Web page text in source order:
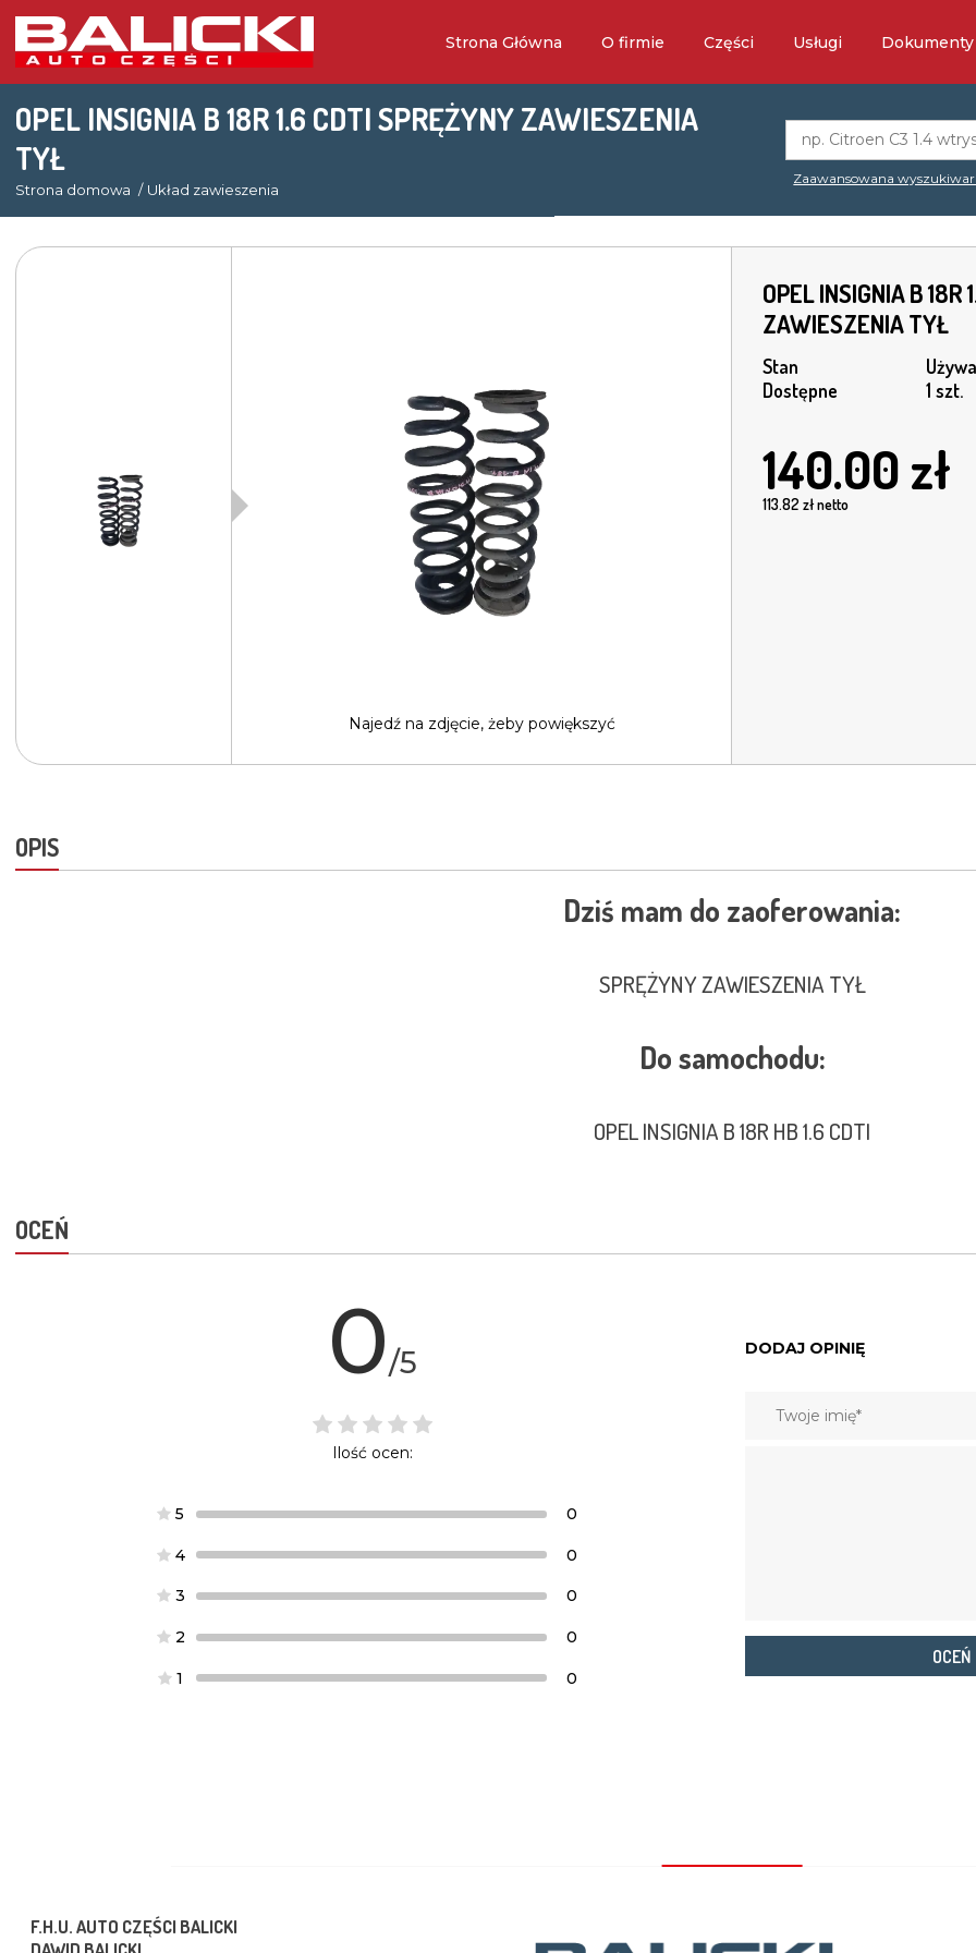
Strona Główna O firmie Części Usługi Dokumenty
OPEL INSIGNIA B 18R 1.6 CDTI SPRĘŻYNY ZAWIESZENIA
TYŁ
Strona domowa Układ zawieszenia
Zaawansowana
Najedź na zdjęcie, żeby powiększyć
OPEL INSIGNIA B 18R
ZAWIESZENIA TYŁ
Stan
Dostępne
1 szt.
140.00 zł
113.82 zł netto
OPIS
Dziś mam do zaoferowania:
SPRĘŻYNY ZAWIESZENIA TYŁ
Do samochodu:
OPEL INSIGNIA B 18R HB 1.6 CDTI
OCEŃ
0/5
Ilość ocen:
5 0
4 0
3 0
2 0
1 0
DODAJ OPINIĘ
OCEŃ
F.H.U. AUTO CZĘŚCI BALICKI